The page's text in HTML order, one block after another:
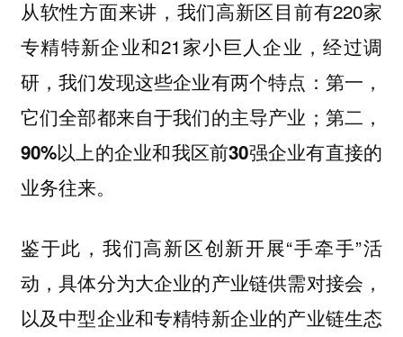
从软性方面来讲，我们高新区目前有220家
专精特新企业和21家小巨人企业，经过调
研，我们发现这些企业有两个特点： 第一，
它们全部都来自于我们的主导产业；第二，
90%以上的企业和我区前30强企业有直接的
业务往来。
鉴于此，我们高新区创新开展“手牵手”活
动，具体分为大企业的产业链供需对接会，
以及中型企业和专精特新企业的产业链生态